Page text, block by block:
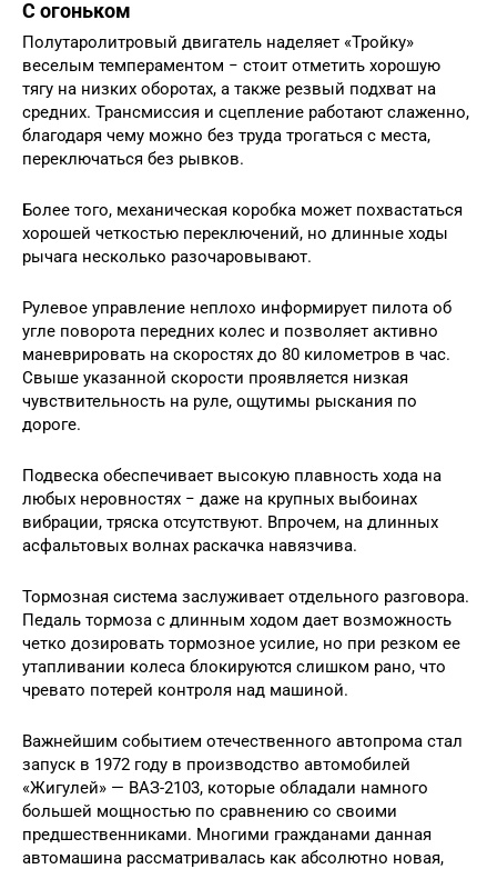
С огоньком
Полутаролитровый двигатель наделяет «Тройку»
веселым темпераментом − стоит отметить хорошую
тягу на низких оборотах, а также резвый подхват на
средних. Трансмиссия и сцепление работают слаженно,
благодаря чему можно без труда трогаться с места,
переключаться без рывков.
Более того, механическая коробка может похвастаться
хорошей четкостью переключений, но длинные ходы
рычага несколько разочаровывают.
Рулевое управление неплохо информирует пилота об
угле поворота передних колес и позволяет активно
маневрировать на скоростях до 80 километров в час.
Свыше указанной скорости проявляется низкая
чувствительность на руле, ощутимы рыскания по
дороге.
Подвеска обеспечивает высокую плавность хода на
любых неровностях − даже на крупных выбоинах
вибрации, тряска отсутствуют. Впрочем, на длинных
асфальтовых волнах раскачка навязчива.
Тормозная система заслуживает отдельного разговора.
Педаль тормоза с длинным ходом дает возможность
четко дозировать тормозное усилие, но при резком ее
утапливании колеса блокируются слишком рано, что
чревато потерей контроля над машиной.
Важнейшим событием отечественного автопрома стал
запуск в 1972 году в производство автомобилей
«Жигулей» — ВАЗ-2103, которые обладали намного
большей мощностью по сравнению со своими
предшественниками. Многими гражданами данная
автомашина рассматривалась как абсолютно новая,